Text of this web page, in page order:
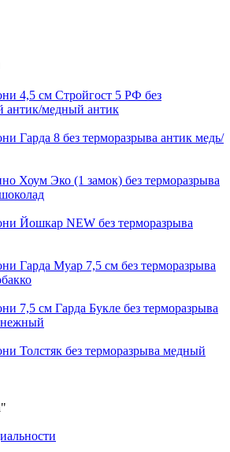
4,5 см Стройгост 5 РФ без
антик/медный антик
Гарда 8 без терморазрыва антик медь/
Хоум Эко (1 замок) без терморазрыва
Йошкар NEW без терморазрыва
Гарда Муар 7,5 см без терморазрыва
7,5 см Гарда Букле без терморазрыва
Толстяк без терморазрыва медный